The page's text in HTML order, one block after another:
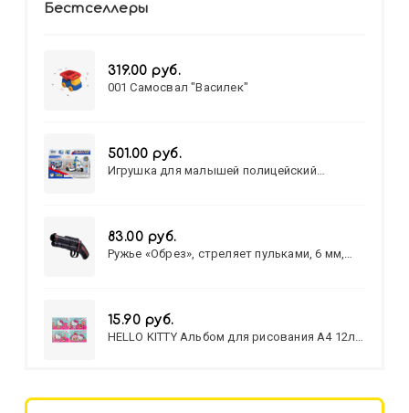
Бестселлеры
319.00 руб.
001 Самосвал "Василек"
501.00 руб.
Игрушка для малышей полицейский
83.00 руб.
Ружье «Обрез», стреляет пульками, 6 мм,
15.90 руб.
HELLO KITTY Альбом для рисования А4 12л.